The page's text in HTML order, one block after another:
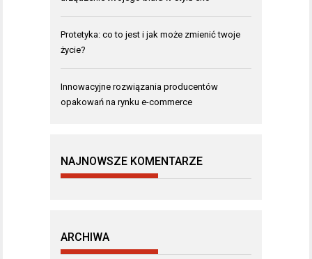
Protetyka: co to jest i jak może zmienić twoje
życie?
Innowacyjne rozwiązania producentów
opakowań na rynku e-commerce
NAJNOWSZE KOMENTARZE
ARCHIWA